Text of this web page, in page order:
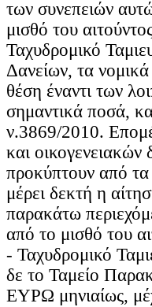
των συνεπειών
μισθό του
Ταχυδρομικό
Δανείων, τα
θέση έναντι των
σημαντικά ποσά,
ν.3869/2010.
και
προκύπτουν από τα
μέρει δεκτή η
παρακάτω
από το μισθό του
- Ταχυδρομικό
δε το Ταμείο
ΕΥΡΩ μηνιαίως,